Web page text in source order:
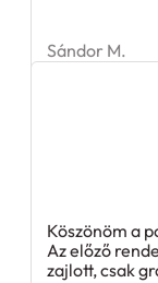
Sándor M.
Köszönöm a
Az előző
zajlott, csak